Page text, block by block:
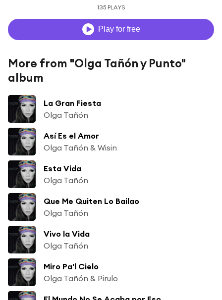
135 PLAYS
Play for free
More from "Olga Tañón y Punto"
album
La Gran Fiesta
Olga Tañón
Así Es el Amor
Olga Tañón & Wisin
Esta Vida
Olga Tañón
Que Me Quiten Lo Bailao
Olga Tañón
Vivo la Vida
Olga Tañón
Miro Pa'l Cielo
Olga Tañón & Pirulo